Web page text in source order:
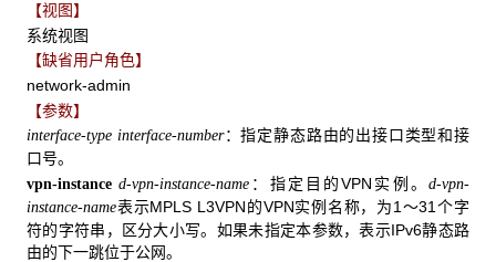
【视图】
系统视图
【缺省用户角色】
network-admin
【参数】
interface-type interface-number：指定静态路由的出接口类型和接
口号。
vpn-instance d-vpn-instance-name ：指定目的VPN实例。d-vpn-
instance-name表示MPLS L3VPN的VPN实例名称，为1～31个字
符的字符串，区分大小写。如果未指定本参数，表示IPv6静态路
由的下一跳位于公网。